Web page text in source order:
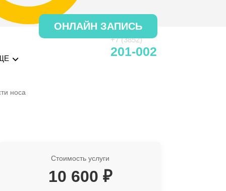
+7 (3852)
201-002
ОНЛАЙН ЗАПИСЬ
носа
Стоимость услуги
10 600 ₽